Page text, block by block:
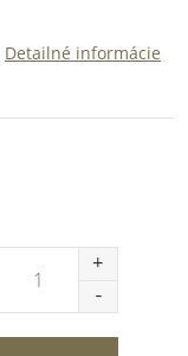
Detailné informácie